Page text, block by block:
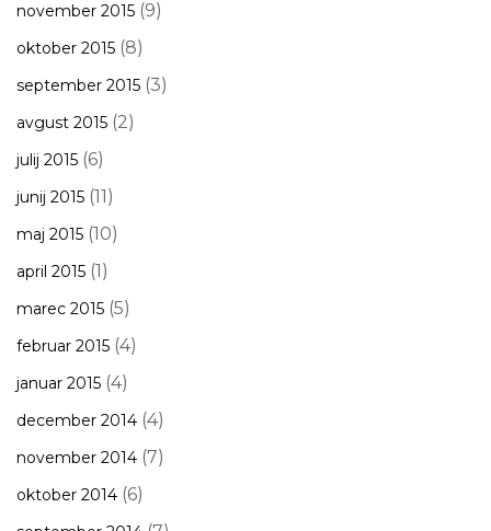
november 2015 (9)
oktober 2015 (8)
september 2015 (3)
avgust 2015 (2)
julij 2015 (6)
junij 2015 (11)
maj 2015 (10)
april 2015 (1)
marec 2015 (5)
februar 2015 (4)
januar 2015 (4)
december 2014 (4)
november 2014 (7)
oktober 2014 (6)